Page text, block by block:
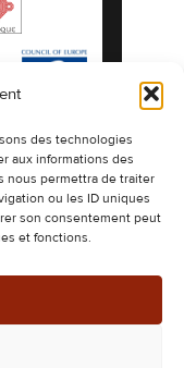
des technologies
aux informations des
nous permettra de traiter
ou les ID uniques
son consentement peut
et fonctions.
site
de Gargas
ornés de
- CETIR
conditions